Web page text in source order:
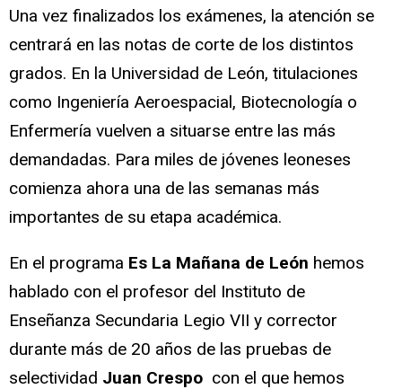
Una vez finalizados los exámenes, la atención se
centrará en las notas de corte de los distintos
grados. En la Universidad de León, titulaciones
como Ingeniería Aeroespacial, Biotecnología o
Enfermería vuelven a situarse entre las más
demandadas. Para miles de jóvenes leoneses
comienza ahora una de las semanas más
importantes de su etapa académica.
En el programa Es La Mañana de León hemos
hablado con el profesor del Instituto de
Enseñanza Secundaria Legio VII y corrector
durante más de 20 años de las pruebas de
selectividad Juan Crespo con el que hemos